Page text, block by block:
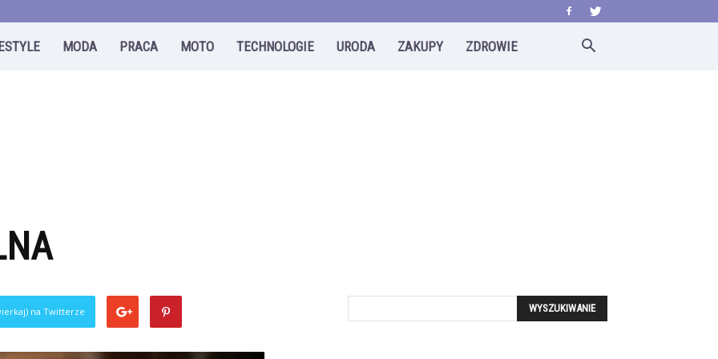
MODA PRACA MOTO TECHNOLOGIE URODA ZAKUPY ZDROWIE
na Twitterze